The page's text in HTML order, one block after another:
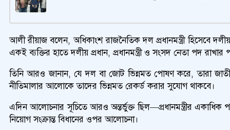
আলী রীয়াজ বলেন, অধিকাংশ রাজনৈতিক দল প্রধানমন্ত্রী হিসেবে
একই ব্যক্তির হাতে দলীয় প্রধান, প্রধানমন্ত্রী ও সংসদ নেতা পদ
তিনি আরও জানান, যে দল বা জোট ভিন্নমত পোষণ করে, তারা
নীতিমালার আলোকে তাদের ভিন্নমত রেকর্ড করার সুযোগ থাকবে।
এদিন আলোচনার সূচিতে আরও অন্তর্ভুক্ত ছিল—প্রধানমন্ত্রীর একাধিক পদে
নিয়োগ সংক্রান্ত বিধানের ওপর আলোচনা।